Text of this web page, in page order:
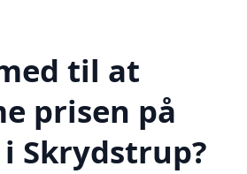
til at
prisen på
Skrydstrup?